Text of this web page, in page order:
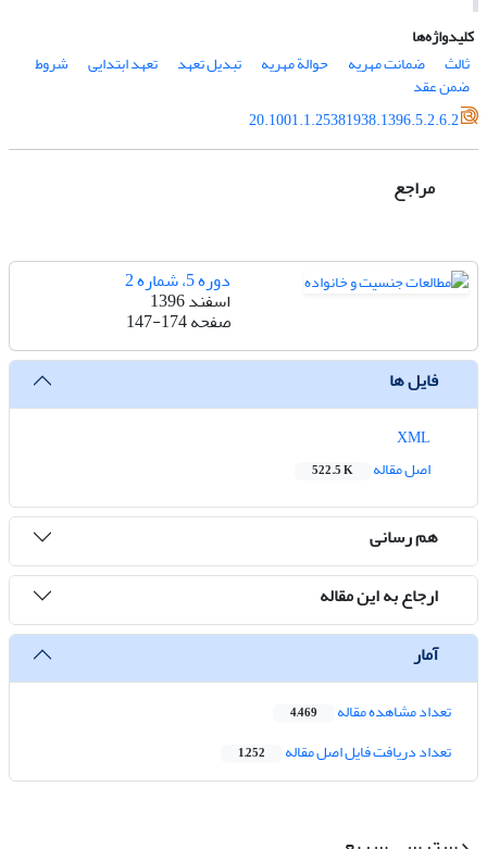
کلیدواژه‌ها
ثالث
ضمانت مهریه حوالة مهریه تبدیل تعهد تعهد ابتدایی شروط
ضمن عقد
20.1001.1.25381938.1396.5.2.6.2
مراجع
دوره 5، شماره 2
اسفند 1396
صفحه147-174
فایل ها
اصل مقاله
522.5 K
هم رسانی
ارجاع به این مقاله
آمار
تعداد مشاهده مقاله 4,469
تعداد دریافت فایل اصل مقاله 1,252